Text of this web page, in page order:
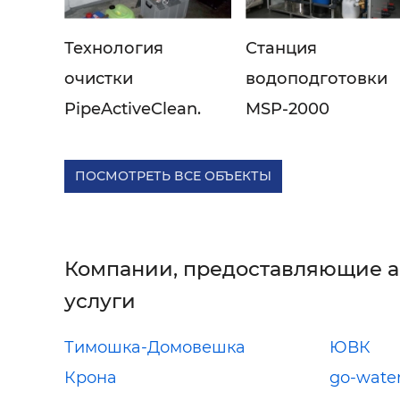
Технология
очистки
PipeActiveClean.
Станция
водоподготовки
MSP-2000
ПОСМОТРЕТЬ ВСЕ ОБЪЕКТЫ
Компании, предоставляющие
услуги
Тимошка-Домовешка
ЮВК
Крона
go-